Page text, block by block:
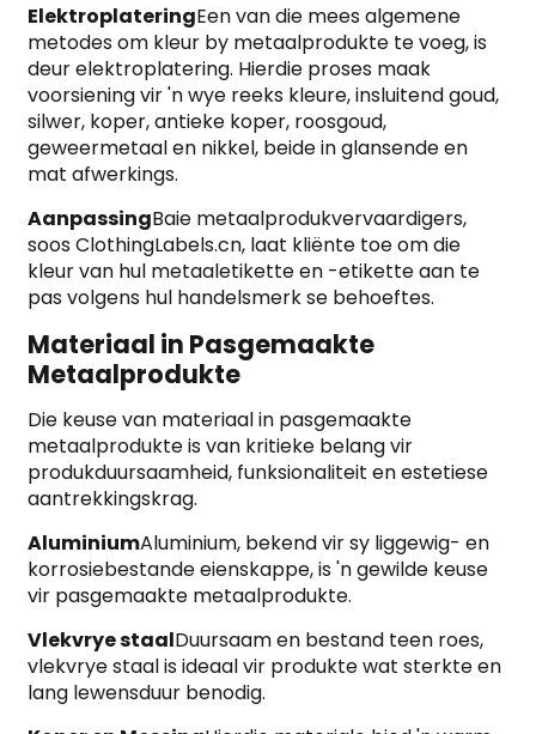
ElektroplateringEen van die mees algemene
metodes om kleur by metaalprodukte te voeg, is
deur elektroplatering. Hierdie proses maak
voorsiening vir 'n wye reeks kleure, insluitend goud,
silwer, koper, antieke koper, roosgoud,
geweermetaal en nikkel, beide in glansende en
mat afwerkings.
AanpassingBaie metaalprodukvervaardigers,
soos ClothingLabels.cn, laat kliënte toe om die
kleur van hul metaaletikette en -etikette aan te
pas volgens hul handelsmerk se behoeftes.
Materiaal in Pasgemaakte
Metaalprodukte
Die keuse van materiaal in pasgemaakte
metaalprodukte is van kritieke belang vir
produkduursaamheid, funksionaliteit en estetiese
aantrekkingskrag.
AluminiumAluminium, bekend vir sy liggewig- en
korrosiebestande eienskappe, is 'n gewilde keuse
vir pasgemaakte metaalprodukte.
Vlekvrye staalDuursaam en bestand teen roes,
vlekvrye staal is ideaal vir produkte wat sterkte en
lang lewensduur benodig.